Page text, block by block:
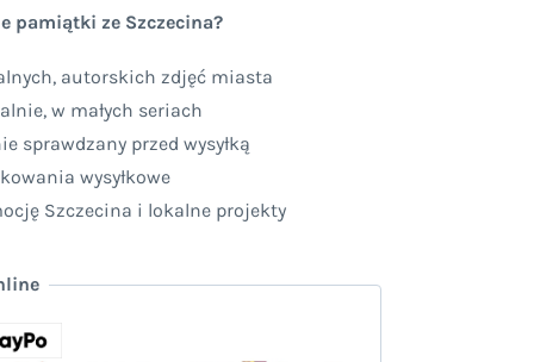
pamiątki ze Szczecina?
autorskich zdjęć miasta
w małych seriach
sprawdzany przed wysyłką
wysyłkowe
Szczecina i lokalne projekty